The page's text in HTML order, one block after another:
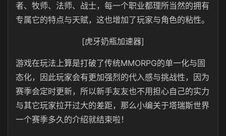
者、牧师、法师、战士，每一个职业都理所当然的拥有
专属它的特点与天赋，这也增加了玩家与角色的粘性。
[虎牙奶瓶加速器]
游戏在玩法上算是打破了传统MMORPG的单一化与固
态化，因此玩家会有更加强烈的代入感与挑战性，因为
赛季会定时更新，所以新手友友也不用担心自己的实力
与其它玩家拉开过大的差距，那么小编关于塔瑞斯世界
一个赛季多久的介绍就结束啦！